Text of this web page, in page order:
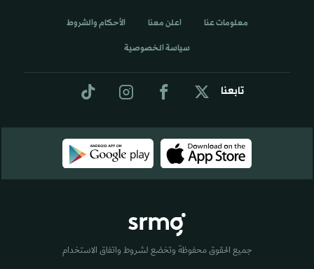
تابعنا
معلومات عنا اعلن معنا الأحكام والشروط
سياسة الخصوصية
جميع الحقوق محفوظة وتخضع لشروط واتفاق الاستخدام